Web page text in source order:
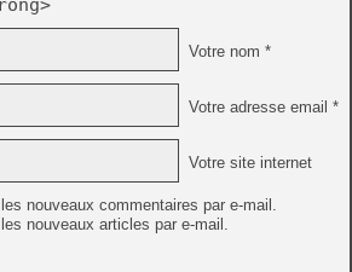
Votre nom *
Votre adresse email *
Votre site internet
nouveaux commentaires par e-mail.
nouveaux articles par e-mail.